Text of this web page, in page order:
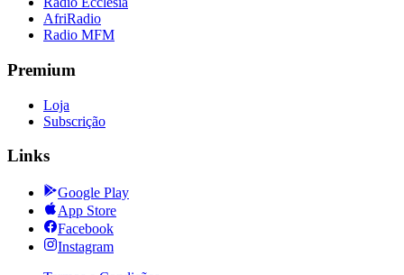
AfriRadio
Radio MFM
Premium
Loja
Subscrição
Links
Google Play
App Store
Facebook
Instagram